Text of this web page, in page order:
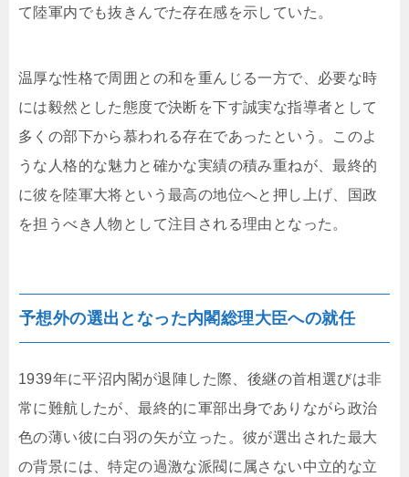
て陸軍内でも抜きんでた存在感を示していた。
温厚な性格で周囲との和を重んじる一方で、必要な時
には毅然とした態度で決断を下す誠実な指導者として
多くの部下から慕われる存在であったという。このよ
うな人格的な魅力と確かな実績の積み重ねが、最終的
に彼を陸軍大将という最高の地位へと押し上げ、国政
を担うべき人物として注目される理由となった。
予想外の選出となった内閣総理大臣への就任
1939年に平沼内閣が退陣した際、後継の首相選びは非
常に難航したが、最終的に軍部出身でありながら政治
色の薄い彼に白羽の矢が立った。彼が選出された最大
の背景には、特定の過激な派閥に属さない中立的な立